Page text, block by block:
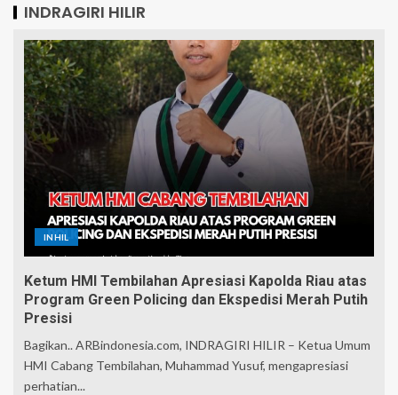
INDRAGIRI HILIR
INHIL
Ketum HMI Tembilahan Apresiasi Kapolda Riau atas
Program Green Policing dan Ekspedisi Merah Putih
Presisi
Bagikan.. ARBindonesia.com, INDRAGIRI HILIR – Ketua Umum
HMI Cabang Tembilahan, Muhammad Yusuf, mengapresiasi
perhatian...